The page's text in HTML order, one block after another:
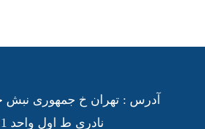
آدرس : تهران خ جمهوری نبش
نادری ط اول واحد 21